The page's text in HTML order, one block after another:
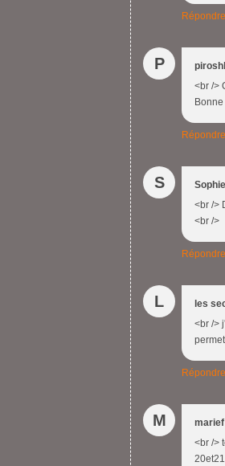
Répondre
P
<br />
Répondre
S
Sophie
<br />
<br />
Répondre
L
les
<br />
Répondre
M
marief
<br />